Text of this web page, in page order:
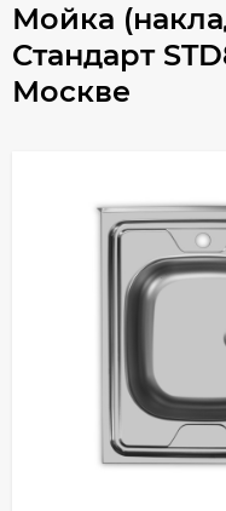
Мойка
Стандарт
Москве